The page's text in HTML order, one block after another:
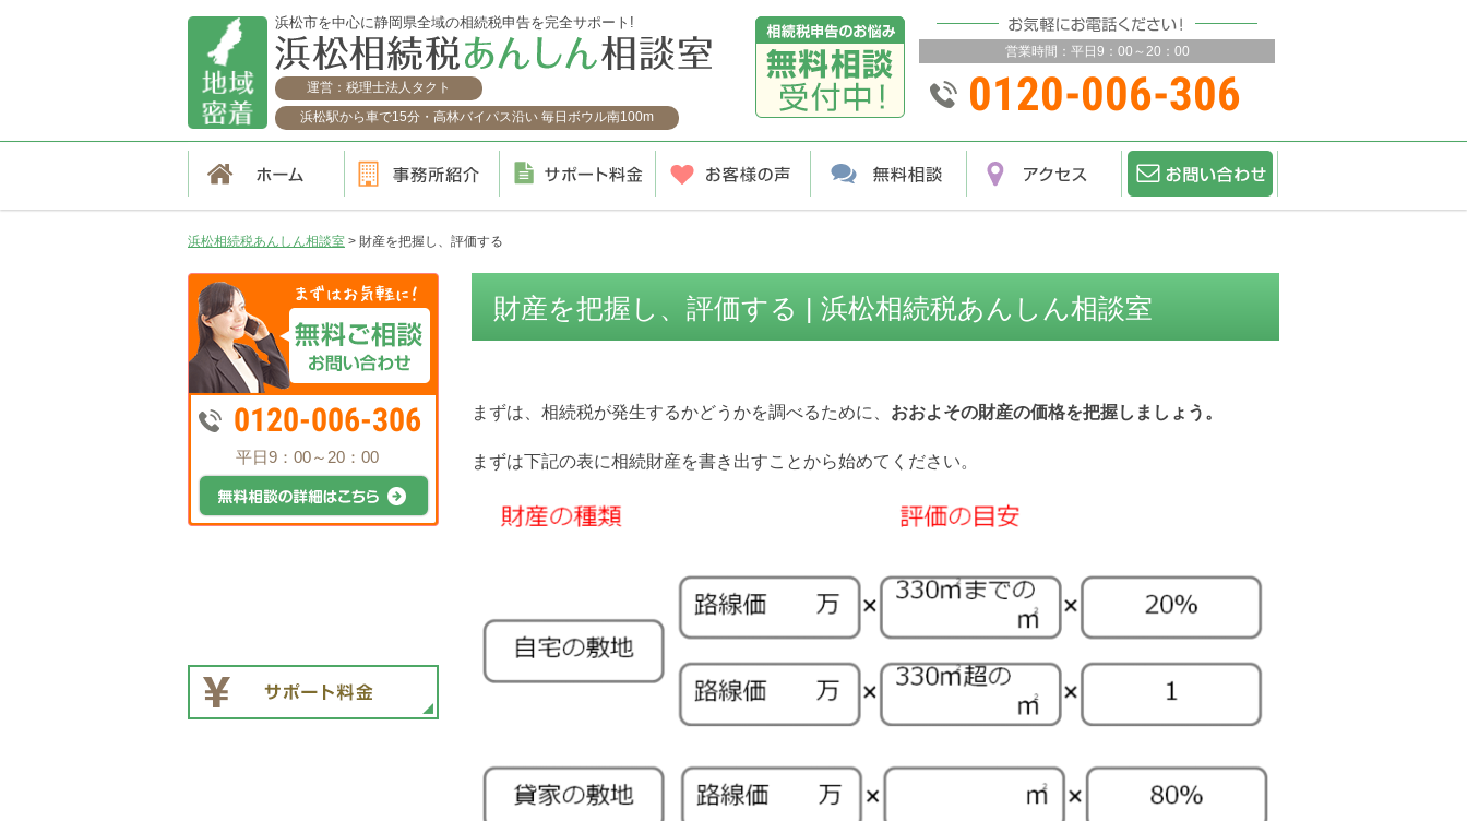
浜松市を中心に静岡県全域の相続税申告を完全サポート!
運営：税理士法人タクト
浜松駅から車で15分・高林バイパス沿い 毎日ボウル南100m
0120-006-306
営業時間： 平日9：00～20：00
浜松相続税あんしん相談室 > 財産を把握し、評価する
財産を把握し、評価する | 浜松相続税あんしん相談室
まずは、相続税が発生するかどうかを調べるために、 おおよその財産の価格を把握しましょう。
まずは下記の表に相続財産を書き出すことから始めて ください。
0120-006-306
平日9：00～20：00